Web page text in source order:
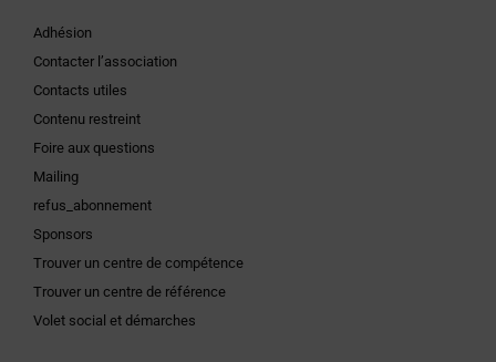
Adhésion
Contacter l’association
Contacts utiles
Contenu restreint
Foire aux questions
Mailing
refus_abonnement
Sponsors
Trouver un centre de compétence
Trouver un centre de référence
Volet social et démarches